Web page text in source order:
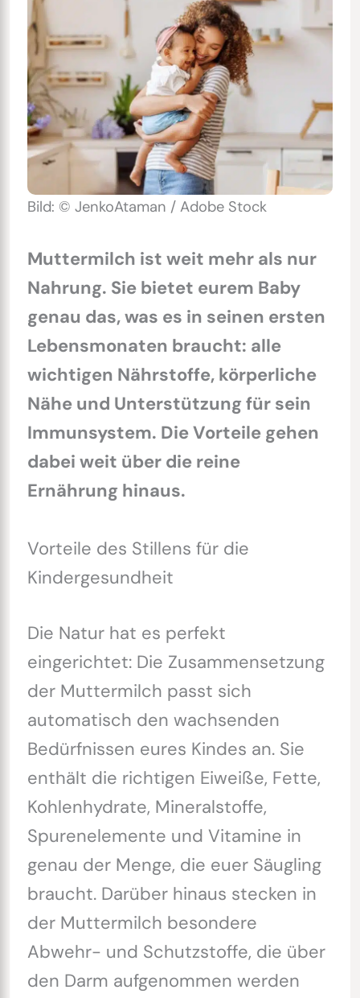
Bild: © JenkoAtaman / Adobe Stock
Muttermilch ist weit mehr als nur
Nahrung. Sie bietet eurem Baby
genau das, was es in seinen ersten
Lebensmonaten braucht: alle
wichtigen Nährstoffe, körperliche
Nähe und Unterstützung für sein
Immunsystem. Die Vorteile gehen
dabei weit über die reine
Ernährung hinaus.
Vorteile des Stillens für die
Kindergesundheit
Die Natur hat es perfekt
eingerichtet: Die Zusammensetzung
der Muttermilch passt sich
automatisch den wachsenden
Bedürfnissen eures Kindes an. Sie
enthält die richtigen Eiweiße, Fette,
Kohlenhydrate, Mineralstoffe,
Spurenelemente und Vitamine in
genau der Menge, die euer Säugling
braucht. Darüber hinaus stecken in
der Muttermilch besondere
Abwehr- und Schutzstoffe, die über
den Darm aufgenommen werden